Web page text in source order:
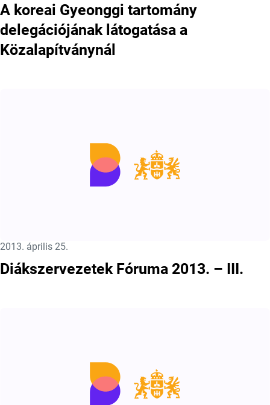
A koreai Gyeonggi tartomány
delegációjának látogatása a
Közalapítványnál
Közzétéve:
2013. április 25.
Diákszervezetek Fóruma 2013. – III.